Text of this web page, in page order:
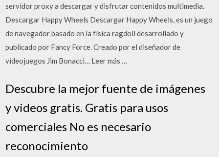
servidor proxy a descargar y disfrutar contenidos multimedia.
Descargar Happy Wheels Descargar Happy Wheels, es un juego
de navegador basado en la física ragdoll desarrollado y
publicado por Fancy Force. Creado por el diseñador de
videojuegos Jim Bonacci… Leer más …
Descubre la mejor fuente de imágenes
y videos gratis. Gratis para usos
comerciales No es necesario
reconocimiento